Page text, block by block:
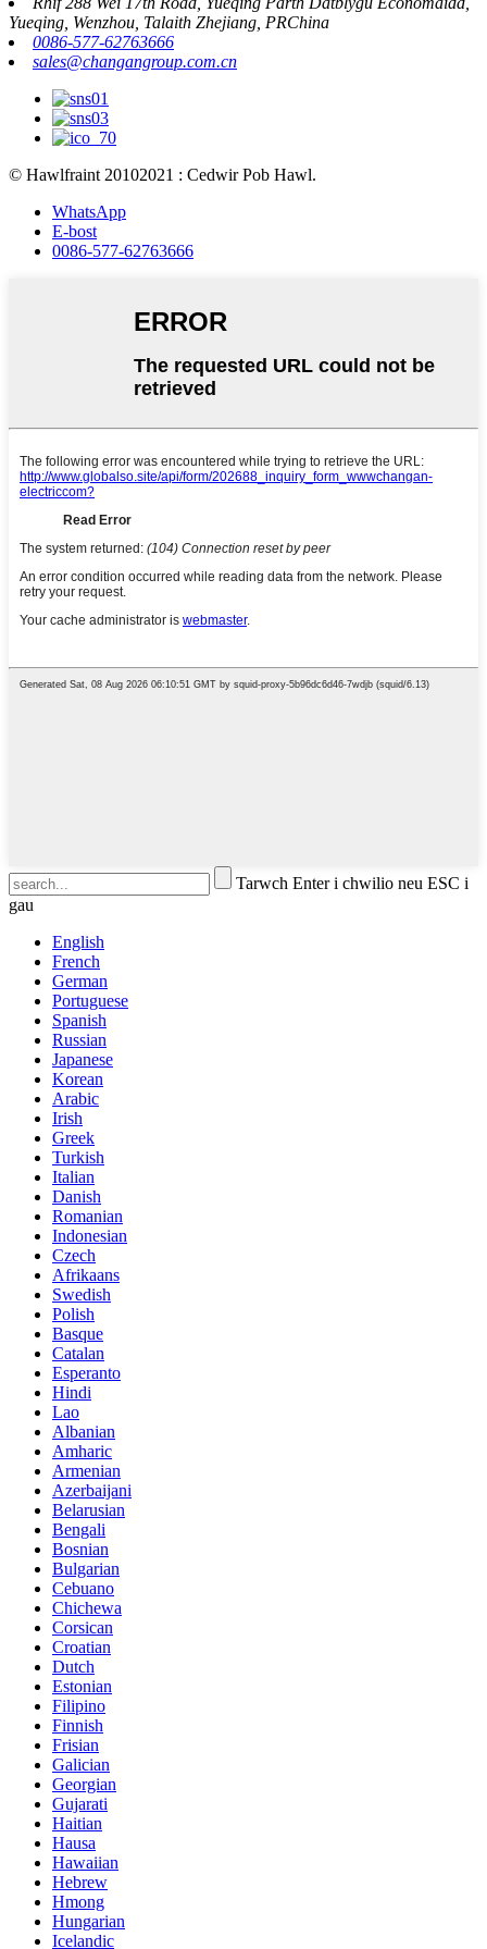
Yueqing, Wenzhou, Talaith Zhejiang, PRChina
0086-577-62763666
sales@changangroup.com.cn
© Hawlfraint 20102021 : Cedwir Pob Hawl.
WhatsApp
E-bost
0086-577-62763666
Tarwch Enter i chwilio neu ESC i
gau
English
French
German
Portuguese
Spanish
Russian
Japanese
Korean
Arabic
Irish
Greek
Turkish
Italian
Danish
Romanian
Indonesian
Czech
Afrikaans
Swedish
Polish
Basque
Catalan
Esperanto
Hindi
Lao
Albanian
Amharic
Armenian
Azerbaijani
Belarusian
Bengali
Bosnian
Bulgarian
Cebuano
Chichewa
Corsican
Croatian
Dutch
Estonian
Filipino
Finnish
Frisian
Galician
Georgian
Gujarati
Haitian
Hausa
Hawaiian
Hebrew
Hmong
Hungarian
Icelandic